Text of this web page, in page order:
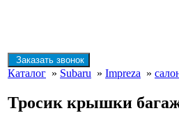
Заказать звонок
Каталог » Subaru » Impreza »
Тросик крышки